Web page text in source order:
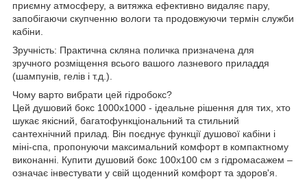
приємну атмосферу, а витяжка ефективно видаляє пару,
запобігаючи скупченню вологи та продовжуючи термін служби
кабіни.
Зручність: Практична скляна поличка призначена для
зручного розміщення всього вашого лазневого приладдя
(шампунів, гелів і т.д.).
Чому варто вибрати цей гідробокс?
Цей душовий бокс 1000х1000 - ідеальне рішення для тих, хто
шукає якісний, багатофункціональний та стильний
сантехнічний прилад. Він поєднує функції душової кабіни і
міні-спа, пропонуючи максимальний комфорт в компактному
виконанні. Купити душовий бокс 100х100 см з гідромасажем –
означає інвестувати у свій щоденний комфорт та здоров'я.